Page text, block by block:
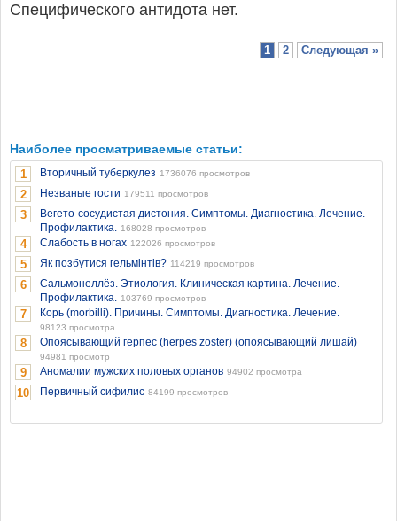
Специфического антидота нет.
1 2 Следующая »
Наиболее просматриваемые статьи:
1 Вторичный туберкулез 1736076 просмотров
2 Незваные гости 179511 просмотров
3
Вегето-сосудистая дистония. Симптомы. Диагностика. Лечение.
Профилактика. 168028 просмотров
4 Слабость в ногах 122026 просмотров
5 Як позбутися гельмінтів? 114219 просмотров
6
Сальмонеллёз. Этиология. Клиническая картина. Лечение.
Профилактика. 103769 просмотров
7 Корь (morbilli). Причины. Симптомы. Диагностика. Лечение.
98123 просмотра
8 Опоясывающий герпес (herpes zoster) (опоясывающий лишай)
94981 просмотр
9 Аномалии мужских половых органов 94902 просмотра
10 Первичный сифилис 84199 просмотров